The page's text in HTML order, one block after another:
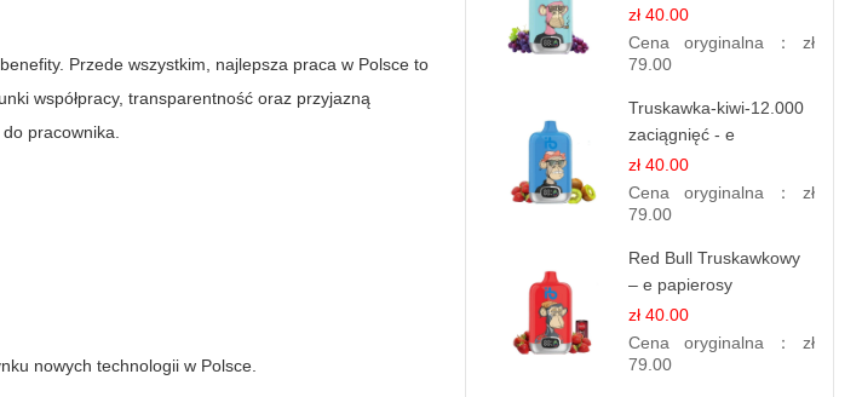
Przede wszystkim, najlepsza praca w Polsce to
współpracy, transparentność oraz przyjazną
pracownika.
nowych technologii w Polsce.
zaciągnięć - e
papierosy
zł 40.00
Cena oryginalna： zł
79.00
Truskawka-kiwi-12.000
zaciągnięć - e
papierosy jednorazowe
zł 40.00
Cena oryginalna： zł
79.00
Red Bull Truskawkowy
– e papierosy
jednorazowe
zł 40.00
Cena oryginalna： zł
79.00